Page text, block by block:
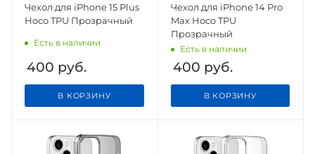
Чехол для iPhone 15 Plus
Hoco TPU Прозрачный
Есть в наличии
400 руб.
В КОРЗИНУ
Чехол для iPhone 14 Pro
Max Hoco TPU
Прозрачный
Есть в наличии
400 руб.
В КОРЗИНУ